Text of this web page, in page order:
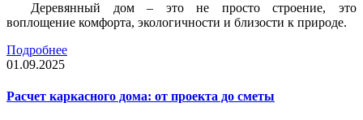
Деревянный дом – это не просто строение, это
воплощение комфорта, экологичности и близости к природе.
Подробнее
01.09.2025
Расчет каркасного дома: от проекта до сметы